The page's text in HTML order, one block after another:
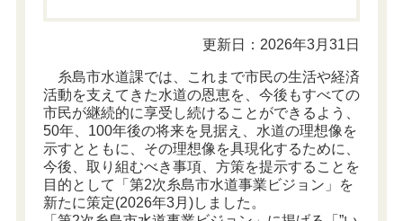
更新日：2026年3月31日
糸島市水道課では、これまで市民の生活や経済
活動を支えてきた水道の恩恵を、今後もすべての
市民が継続的に享受し続けることができるよう、
50年、100年後の将来を見据え、水道の理想像を
示すとともに、その理想像を具現化するために、
今後、取り組むべき事項、方策を提示することを
目的として「第2次糸島市水道事業ビジョン」を
新たに策定(2026年3月)しました。